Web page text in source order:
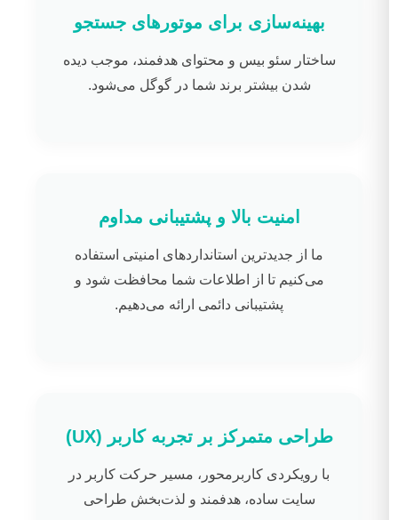
بهینه‌سازی برای موتورهای جستجو
ساختار سئو بیس و محتوای هدفمند، موجب دیده
شدن بیشتر برند شما در گوگل می‌شود.
امنیت بالا و پشتیبانی مداوم
ما از جدیدترین استانداردهای امنیتی استفاده
می‌کنیم تا از اطلاعات شما محافظت شود و
پشتیبانی دائمی ارائه می‌دهیم.
طراحی متمرکز بر تجربه کاربر (UX)
با رویکردی کاربرمحور، مسیر حرکت کاربر در
سایت ساده، هدفمند و لذت‌بخش طراحی